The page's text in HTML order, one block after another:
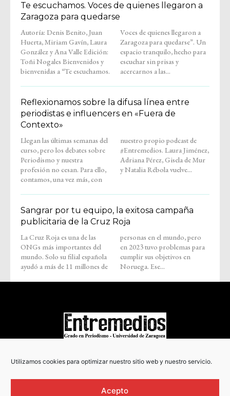
Utilizamos cookies para optimizar nuestro sitio web y nuestro servicio.
Acepto
Te escuchamos. Voces de quienes llegaron a
Zaragoza para quedarse
Autoría: Denis Benito, Juan
Huerta, Miriam Gavín, Laura
González y Ana Valle Edición:
Toñi Nogales Bienvenidos y
bienvenidas a “Te escuchamos.
Voces de quienes llegaron a
Zaragoza para quedarse”. Un
espacio tranquilo, hecho para
escuchar sin prisas y
acercarnos a las...
Reflexionamos sobre la difusa línea entre
periodistas e influencers en «Fuera de
Contexto»
Llegan las últimas semanas del
curso, pero los debates sobre
Periodismo y nuestra
profesión no cesan. Para ello,
contamos, una vez más, con
nuestro propio podcast de
#Entremedios. Laura Jiménez,
Adriana Pérez, Gisela de Mur
y Natalia Rébola vuelve...
Sangrar por tu equipo, la exitosa campaña
publicitaria de la Cruz Roja
La Cruz Roja es una de las
ONGs más importantes del
mundo. Solo su filial española
ayudó a más de 11 millones de
personas en el mundo, pero
en 2023 tuvo problemas para
cumplir sus objetivos en
Noruega. Ese...